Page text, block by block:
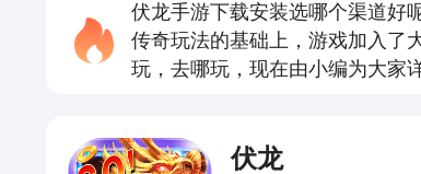
伏龙手游下载安装选哪个渠道好
传奇玩法的基础上，游戏加入了
玩，去哪玩，现在由小编为大家
伏龙